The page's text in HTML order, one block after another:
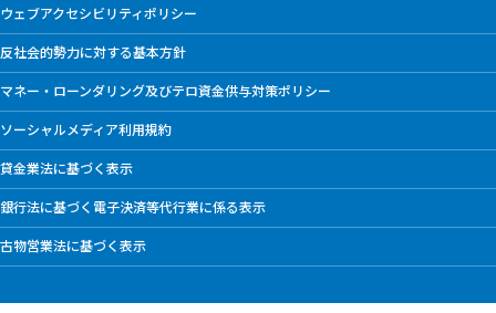
ウェブアクセシビリティポリシー
反社会的勢力に対する基本方針
マネー・ローンダリング及びテロ資金供与対策ポリシー
ソーシャルメディア利用規約
貸金業法に基づく表示
銀行法に基づく電子決済等代行業に係る表示
古物営業法に基づく表示